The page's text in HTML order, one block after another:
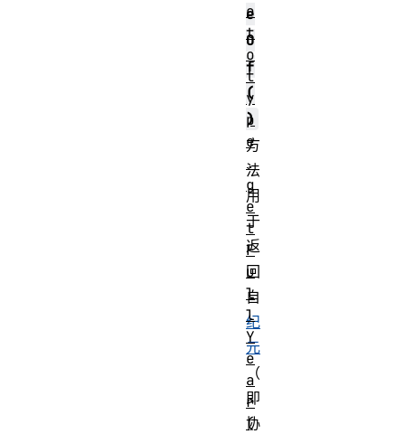
e
O
f
(
)
方
法
用
于
返
回
自
纪
元
（
即
协
o
t
o
t
y
p
e
.
g
e
t
F
u
l
l
Y
e
a
r
(